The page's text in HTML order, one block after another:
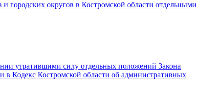
городских округов в Костромской области отдельными
утратившими силу отдельных положений Закона
в Кодекс Костромской области об административных